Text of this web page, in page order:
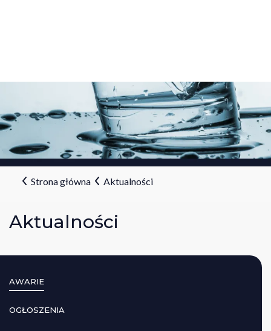
Strona główna Aktualności
Aktualności
AWARIE
OGŁOSZENIA